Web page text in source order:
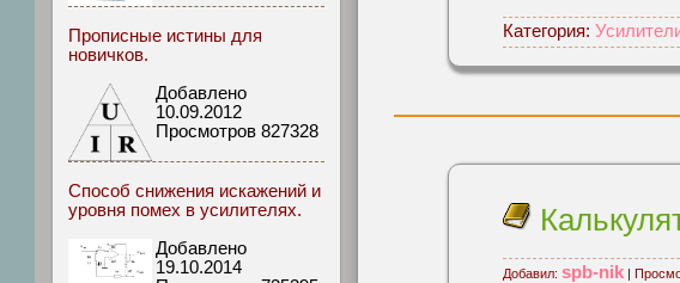
Категория:
Добавил: spb-nik |
Прописные истины для
новичков.
Добавлено
10.09.2012
Просмотров 827328
Способ снижения искажений и
уровня помех в усилителях.
Добавлено
19.10.2014